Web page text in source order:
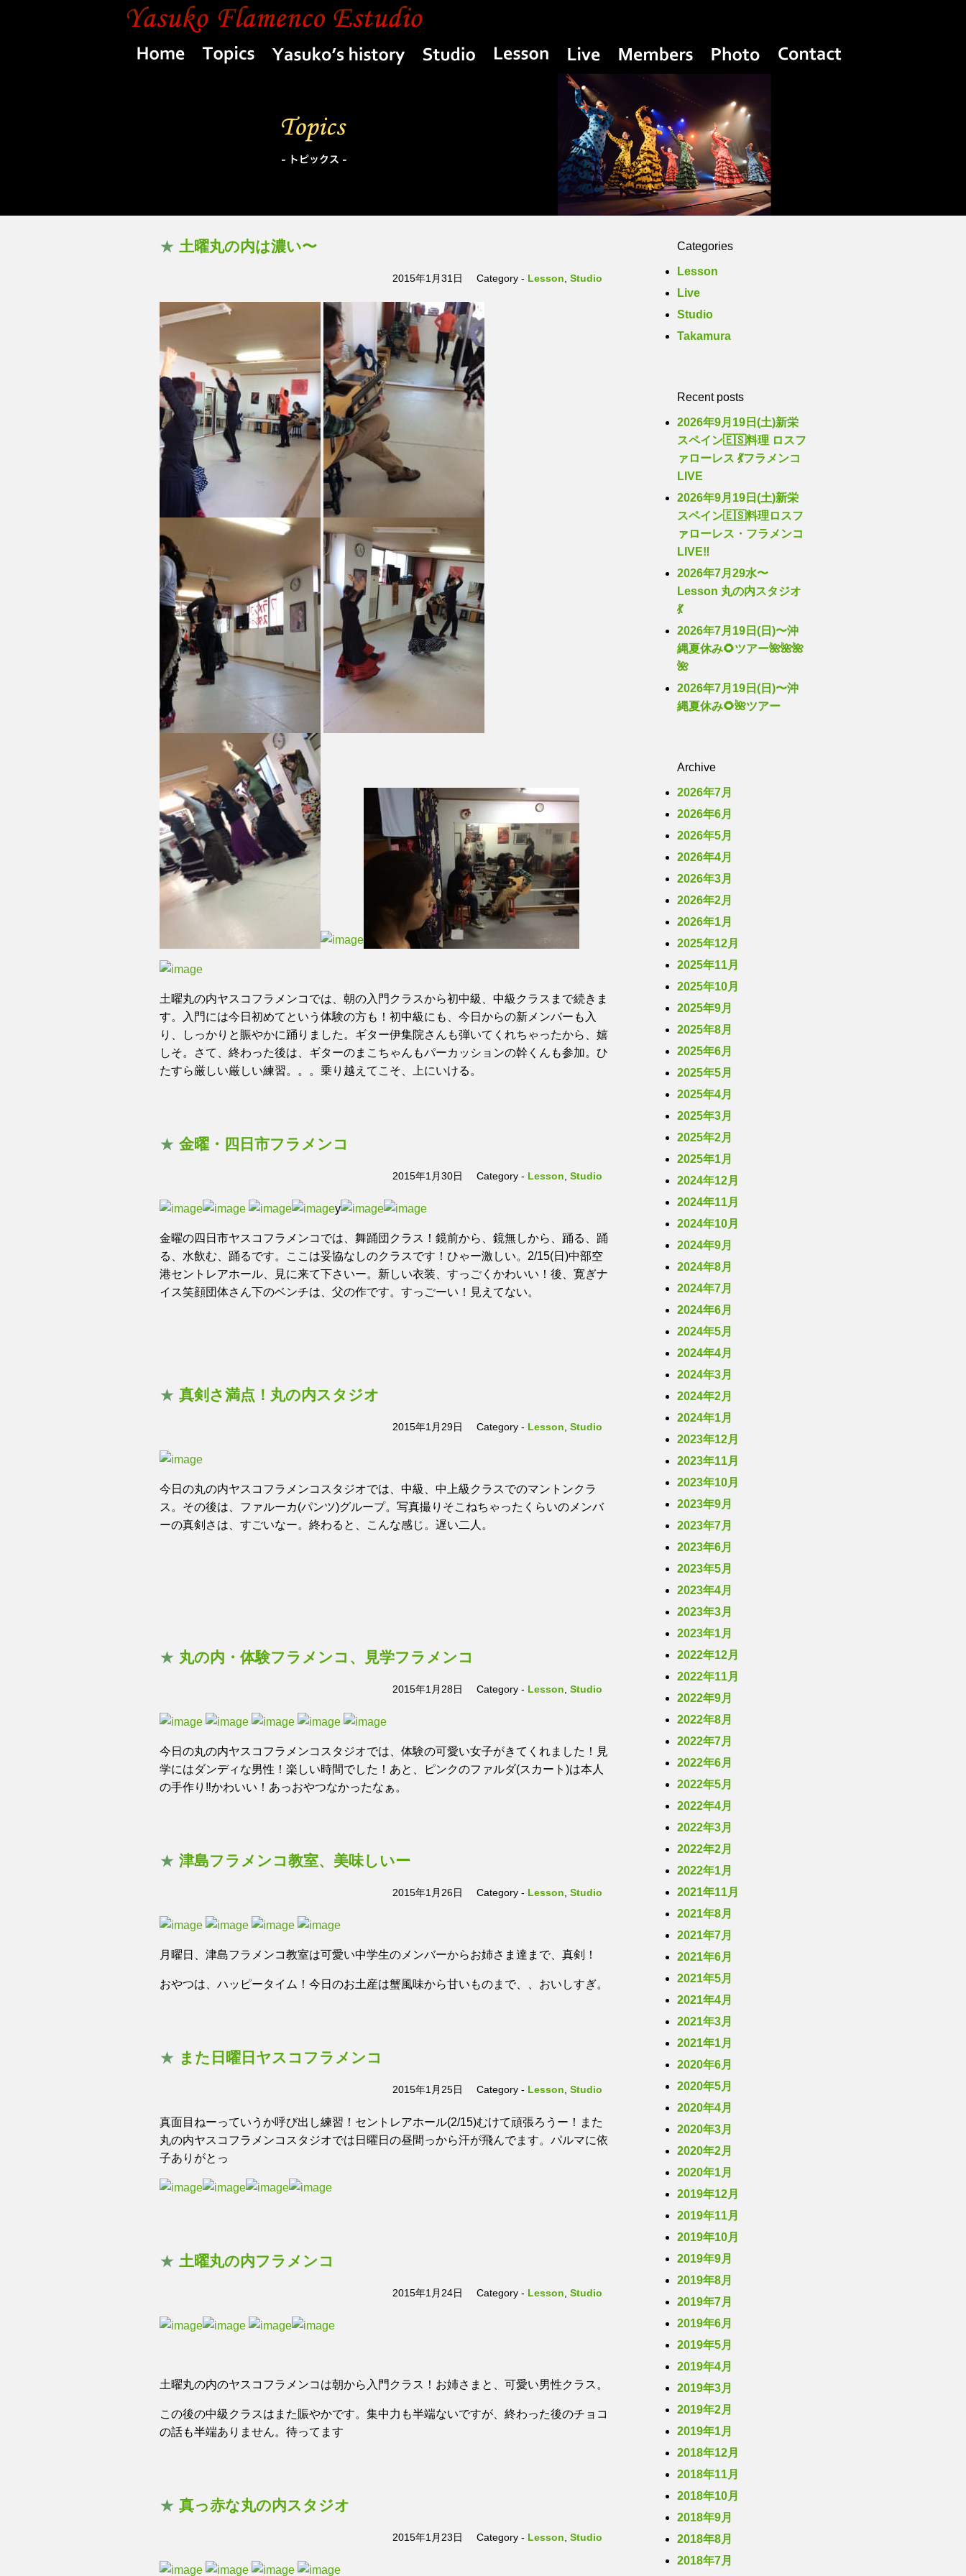
★ 土曜丸の内は濃い〜
2015年1月31日 Category - Lesson Studio
土曜丸の内ヤスコフラメンコでは、朝の入門クラスから初中級、中級クラスまで続きま
す。入門には今日初めてという体験の方も！初中級にも、今日からの新メンバーも入
り、しっかりと賑やかに踊りました。ギター伊集院さんも弾いてくれちゃったから、嬉
しそ。さて、終わった後は、ギターのまこちゃんもパーカッションの幹くんも参加。ひ
たすら厳しい厳しい練習。。。乗り越えてこそ、上にいける。
★ 金曜・四日市フラメンコ
2015年1月30日 Category - Lesson Studio
y
金曜の四日市ヤスコフラメンコでは、舞踊団クラス！鏡前から、鏡無しから、踊る、踊
る、水飲む、踊るです。ここは妥協なしのクラスです！ひゃー激しい。2/15(日)中部空
港セントレアホール、見に来て下さいー。新しい衣装、すっごくかわいい！後、寛ぎナ
イス笑顔団体さん下のベンチは、父の作です。すっごーい！見えてない。
★ 真剣さ満点！丸の内スタジオ
2015年1月29日 Category - Lesson Studio
今日の丸の内ヤスコフラメンコスタジオでは、中級、中上級クラスでのマントンクラ
ス。その後は、ファルーカ(パンツ)グループ。写真撮りそこねちゃったくらいのメンバ
ーの真剣さは、すごいなー。終わると、こんな感じ。遅い二人。
★ 丸の内・体験フラメンコ、見学フラメンコ
2015年1月28日 Category - Lesson Studio
今日の丸の内ヤスコフラメンコスタジオでは、体験の可愛い女子がきてくれました！見
学にはダンディな男性！楽しい時間でした！あと、ピンクのファルダ(スカート)は本人
の手作り‼️かわいい！あっおやつなかったなぁ。
★ 津島フラメンコ教室、美味しいー
2015年1月26日 Category - Lesson Studio
月曜日、津島フラメンコ教室は可愛い中学生のメンバーからお姉さま達まで、真剣！
おやつは、ハッピータイム！今日のお土産は蟹風味から甘いものまで、、おいしすぎ。
★ また日曜日ヤスコフラメンコ
2015年1月25日 Category - Lesson Studio
真面目ねーっていうか呼び出し練習！セントレアホール(2/15)むけて頑張ろうー！また
丸の内ヤスコフラメンコスタジオでは日曜日の昼間っから汗が飛んでます。パルマに依
子ありがとっ
★ 土曜丸の内フラメンコ
2015年1月24日 Category - Lesson Studio
土曜丸の内のヤスコフラメンコは朝から入門クラス！お姉さまと、可愛い男性クラス。
この後の中級クラスはまた賑やかです。集中力も半端ないですが、終わった後のチョコ
の話も半端ありません。待ってます
★ 真っ赤な丸の内スタジオ
2015年1月23日 Category - Lesson Studio
Categories
Lesson
Live
Studio
Takamura
Recent posts
2026年9月19日(土)新栄
スペイン🇪🇸料理 ロスフ
ァローレス 💃フラメンコ
LIVE
2026年9月19日(土)新栄
スペイン🇪🇸料理ロスフ
ァローレス・フラメンコ
LIVE‼️
2026年7月29水〜
Lesson 丸の内スタジオ
💃
2026年7月19日(日)〜沖
縄夏休み🌻ツアー🌺🌺🌺
🌺
2026年7月19日(日)〜沖
縄夏休み🌻🌺ツアー
Archive
2026年7月
2026年6月
2026年5月
2026年4月
2026年3月
2026年2月
2026年1月
2025年12月
2025年11月
2025年10月
2025年9月
2025年8月
2025年6月
2025年5月
2025年4月
2025年3月
2025年2月
2025年1月
2024年12月
2024年11月
2024年10月
2024年9月
2024年8月
2024年7月
2024年6月
2024年5月
2024年4月
2024年3月
2024年2月
2024年1月
2023年12月
2023年11月
2023年10月
2023年9月
2023年7月
2023年6月
2023年5月
2023年4月
2023年3月
2023年1月
2022年12月
2022年11月
2022年9月
2022年8月
2022年7月
2022年6月
2022年5月
2022年4月
2022年3月
2022年2月
2022年1月
2021年11月
2021年8月
2021年7月
2021年6月
2021年5月
2021年4月
2021年3月
2021年1月
2020年6月
2020年5月
2020年4月
2020年3月
2020年2月
2020年1月
2019年12月
2019年11月
2019年10月
2019年9月
2019年8月
2019年7月
2019年6月
2019年5月
2019年4月
2019年3月
2019年2月
2019年1月
2018年12月
2018年11月
2018年10月
2018年9月
2018年8月
2018年7月